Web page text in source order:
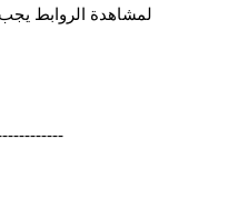
لمشاهدة الروابط يجب